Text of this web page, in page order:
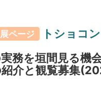
ページ
トショコ
務を垣間見る機
介と観覧募集